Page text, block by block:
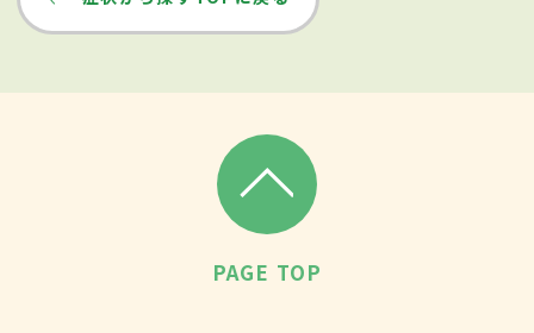
PAGE TOP